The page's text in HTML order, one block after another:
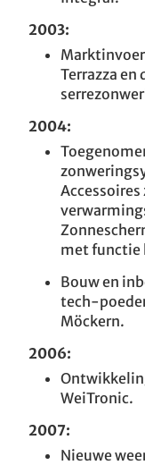
2003:
Terrazza
2004:
Accessoires
met functie
Bouw en
tech-
Möckern.
2006:
WeiTronic.
2007:
Nieuwe